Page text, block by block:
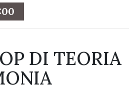
DI TEORIA